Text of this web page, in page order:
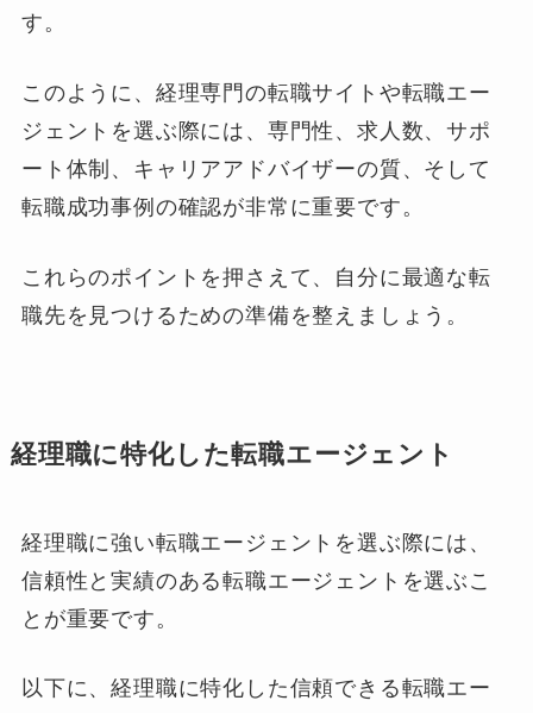
す。
このように、経理専門の転職サイトや転職エー
ジェントを選ぶ際には、専門性、求人数、サポ
ート体制、キャリアアドバイザーの質、そして
転職成功事例の確認が非常に重要です。
これらのポイントを押さえて、自分に最適な転
職先を見つけるための準備を整えましょう。
経理職に特化した転職エージェント
経理職に強い転職エージェントを選ぶ際には、
信頼性と実績のある転職エージェントを選ぶこ
とが重要です。
以下に、経理職に特化した信頼できる転職エー